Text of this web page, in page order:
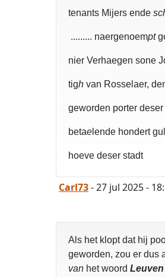
tenants Mijers ende
......... naergenoempt
nier Verhaegen sone
tigh van Rosselaer,
geworden porter
betae lende hondert
hoeve deser stadt
Carl73- 27 jul 2025 -
Als het klopt dat hij
geworden, zou er dus
van het woord Leuven